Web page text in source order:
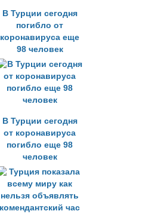
В Турции сегодня
погибло от
коронавируса еще
98 человек
В Турции сегодня
от коронавируса
погибло еще 98
человек